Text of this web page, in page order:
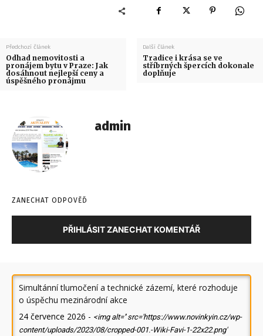
Předchozí článek
Odhad nemovitosti a
pronájem bytu v Praze: Jak
dosáhnout nejlepší ceny a
úspěšného pronájmu
Další článek
Tradice i krása se ve
stříbrných špercích dokonale
doplňuje
admin
ZANECHAT ODPOVĚĎ
PŘIHLÁSIT ZANECHAT KOMENTÁŘ
Simultánní tlumočení a technické zázemí, které rozhoduje
o úspěchu mezinárodní akce
24 července 2026 - <img alt='' src='https://www.novinkyin.cz/wp-
content/uploads/2023/08/cropped-001.-Wiki-Favi-1-22x22.png'